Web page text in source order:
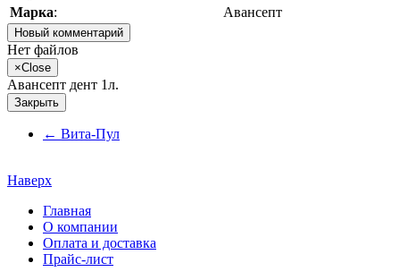
Марка: Авансепт
Новый комментарий
Нет файлов
×Close
Авансепт дент 1л.
Закрыть
← Вита-Пул
Наверх
Главная
О компании
Оплата и доставка
Прайс-лист